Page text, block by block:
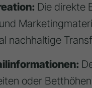
Die direkte
nachhaltige
oder